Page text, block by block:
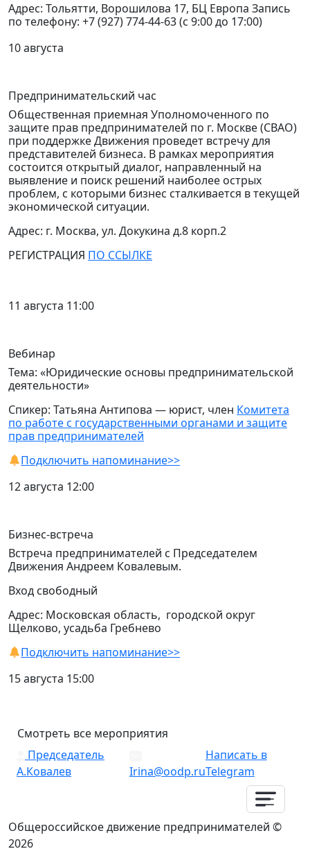
Адрес: Тольятти, Ворошилова 17, БЦ Европа Запись
по телефону: +7 (927) 774-44-63 (с 9:00 до 17:00)
10 августа
Предпринимательский час
Общественная приемная Уполномоченного по
защите прав предпринимателей по г. Москве (СВАО)
при поддержке Движения проведет встречу для
представителей бизнеса. В рамках мероприятия
состоится открытый диалог, направленный на
выявление и поиск решений наиболее острых
проблем, с которыми бизнес сталкивается в текущей
экономической ситуации.
Адрес: г. Москва, ул. Докукина д.8 корп.2
РЕГИСТРАЦИЯ ПО ССЫЛКЕ
11 августа 11:00
Вебинар
Тема: «Юридические основы предпринимательской
деятельности»
Спикер: Татьяна Антипова — юрист, член Комитета
по работе с государственными органами и защите
прав предпринимателей
Подключить напоминание>>
12 августа 12:00
Бизнес-встреча
Встреча предпринимателей с Председателем
Движения Андреем Ковалевым.
Вход свободный
Адрес: Московская область, городской округ
Щелково, усадьба Гребнево
Подключить напоминание>>
15 августа 15:00
Смотреть все мероприятия
Председатель
А.Ковалев
Irina@oodp.ru
Написать в
Telegram
Общероссийское движение предпринимателей ©
2026